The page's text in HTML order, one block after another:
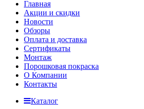
Главная
Акции и скидки
Новости
Обзоры
Оплата и доставка
Сертификаты
Монтаж
Порошковая покраска
О Компании
Контакты
Каталог